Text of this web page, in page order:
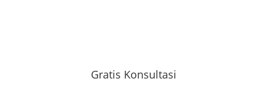
Gratis Konsultasi